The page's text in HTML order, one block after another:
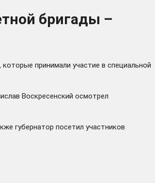
бригады –
принимали участие в специальной
Воскресенский осмотрел
губернатор посетил участников